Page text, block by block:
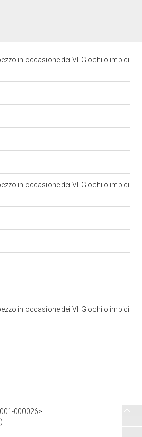
in occasione dei VII Giochi olimpici
in occasione dei VII Giochi olimpici
in occasione dei VII Giochi olimpici
000026>